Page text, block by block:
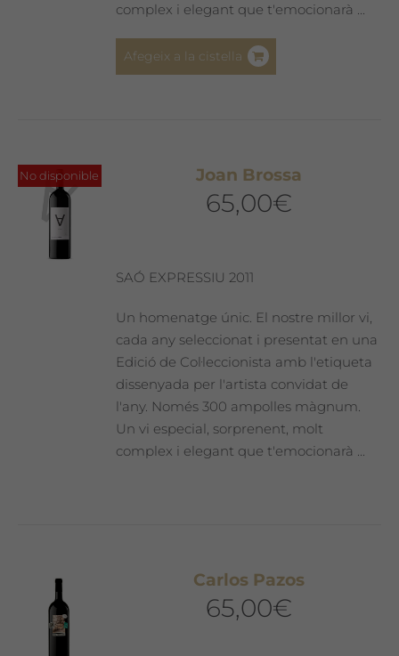
complex i elegant que t'emocionarà ...
Afegeix a la cistella
No disponible Joan Brossa
65,00€
SAÓ EXPRESSIU 2011
Un homenatge únic. El nostre millor vi,
cada any seleccionat i presentat en una
Edició de Col·leccionista amb l'etiqueta
dissenyada per l'artista convidat de
l'any. Només 300 ampolles màgnum.
Un vi especial, sorprenent, molt
complex i elegant que t'emocionarà ...
Carlos Pazos
65,00€